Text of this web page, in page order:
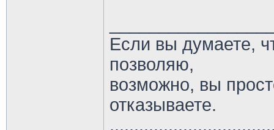
Если вы думаете,
позволяю,
возможно, вы
отказываете.